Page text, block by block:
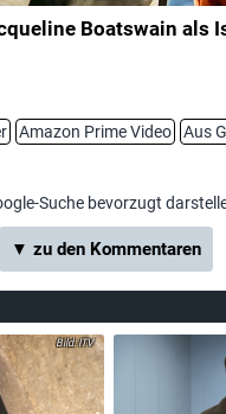
Boatswain als
Amazon Prime Video Aus
Suche bevorzugt
▼ zu den Kommentaren
ITV